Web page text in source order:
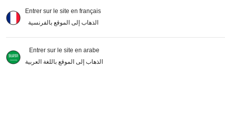
Entrer sur le site en français
الذهاب إلى الموقع بالفرنسية
Entrer sur le site en arabe
الذهاب إلى الموقع باللغة العربية